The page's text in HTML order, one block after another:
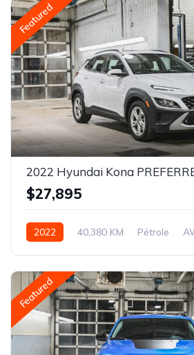
Featured
$27,895
2022 40,380 KM Pétrole
Featured